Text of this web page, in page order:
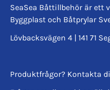
SeaSea Båttillbehör är ett
Byggplast och Båtprylar
Lövbacksvägen 4 | 141 71
Produktfrågor? Kontakta